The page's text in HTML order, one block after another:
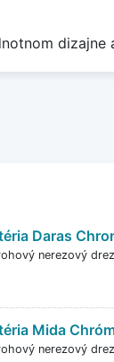
dizajne
Daras
nerezový
Mida
nerezový